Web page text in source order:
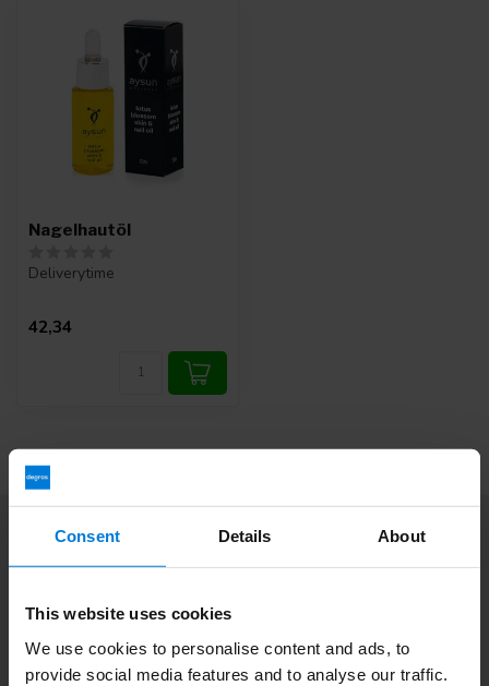
Consent Details About
This website uses cookies
We use cookies to personalise content and ads, to
provide social media features and to analyse our traffic.
Nagelhautöl
Deliverytime
42,34
Abonnieren Sie unseren Newsletter
Bleibe auf dem Laufenden mit unseren Newsletter-Angeboten